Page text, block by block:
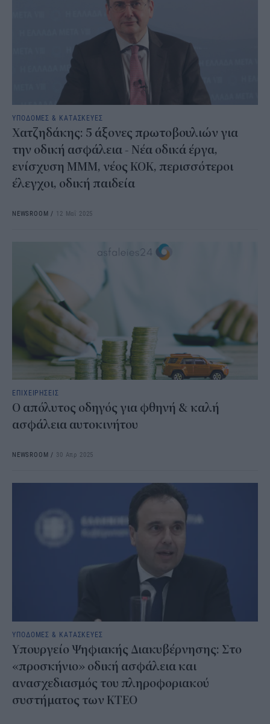
ΥΠΟΔΟΜΕΣ & ΚΑΤΑΣΚΕΥΕΣ
Χατζηδάκης: 5 άξονες πρωτοβουλιών για
την οδική ασφάλεια - Νέα οδικά έργα,
ενίσχυση ΜΜΜ, νέος ΚΟΚ, περισσότεροι
έλεγχοι, οδική παιδεία
NEWSROOM / 12 Μαΐ 2025
ΕΠΙΧΕΙΡΗΣΕΙΣ
Ο απόλυτος οδηγός για φθηνή & καλή
ασφάλεια αυτοκινήτου
NEWSROOM / 30 Απρ 2025
ΥΠΟΔΟΜΕΣ & ΚΑΤΑΣΚΕΥΕΣ
Υπουργείο Ψηφιακής Διακυβέρνησης: Στο
«προσκήνιο» οδική ασφάλεια και
ανασχεδιασμός του πληροφοριακού
συστήματος των ΚΤΕΟ